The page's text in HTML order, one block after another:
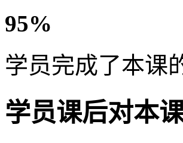
95%
学员完成了本课
学员课后对本